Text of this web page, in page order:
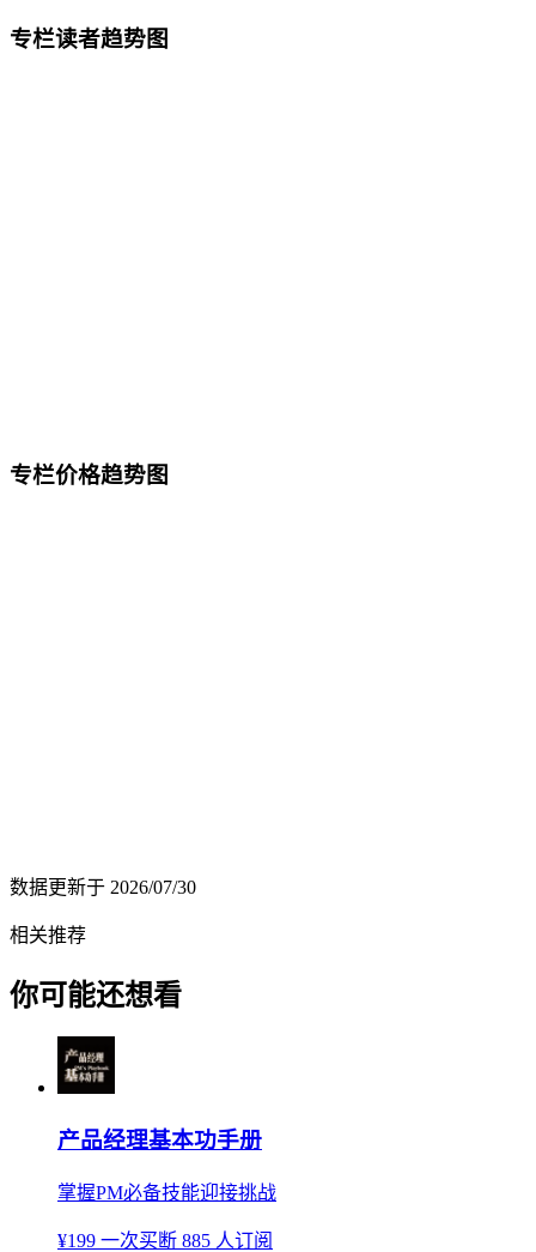
专栏读者趋势图
专栏价格趋势图
数据更新于 2026/07/30
相关推荐
你可能还想看
产品经理基本功手册
掌握PM必备技能迎接挑战
¥199 一次买断 885 人订阅